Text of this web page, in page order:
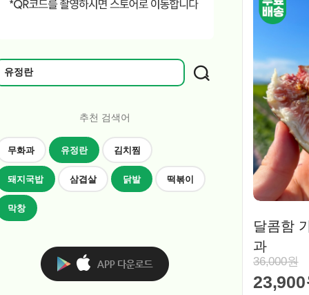
추천 검색어
무화과 유정란 김치찜
돼지국밥 삼겹살 닭발 떡볶이
막창
달콤함
과
36,000원
23,900